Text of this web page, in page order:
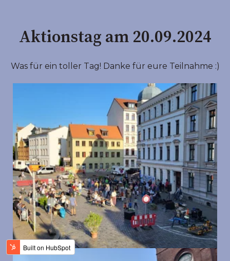
Aktionstag am 20.09.2024
Was für ein toller Tag! Danke für eure Teilnahme :)